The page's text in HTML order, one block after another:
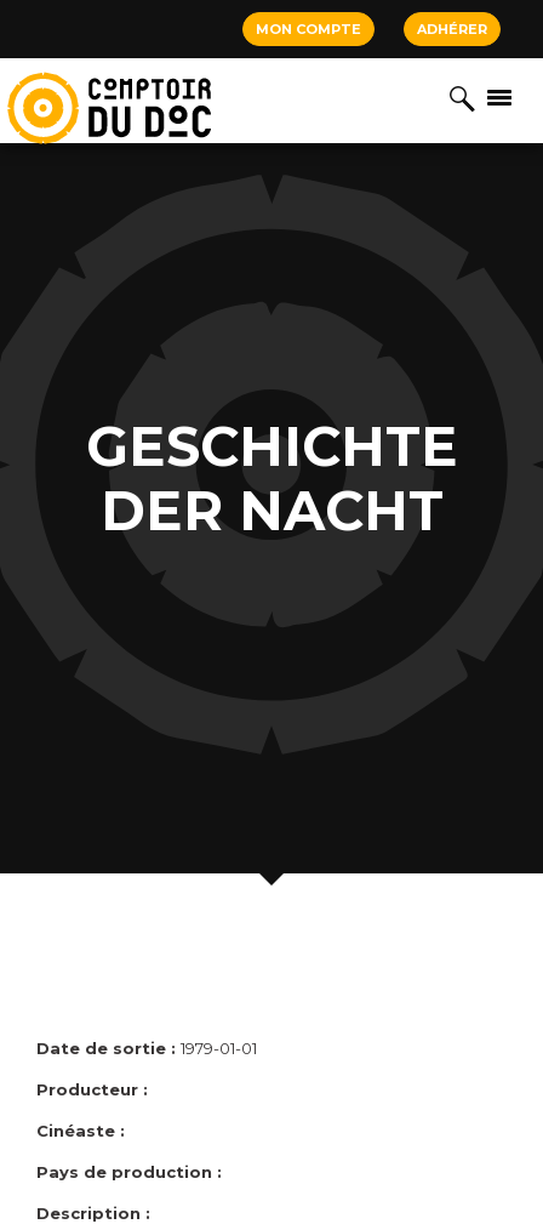
MON COMPTE ADHÉRER
GESCHICHTE
DER NACHT
Date de sortie : 1979-01-01
Producteur :
Cinéaste :
Pays de production :
Description :
Cookies management panel